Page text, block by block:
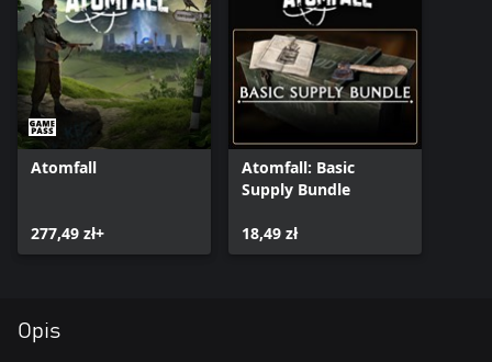
Atomfall
277,49 zł+
Atomfall: Basic
Supply Bundle
18,49 zł
Opis